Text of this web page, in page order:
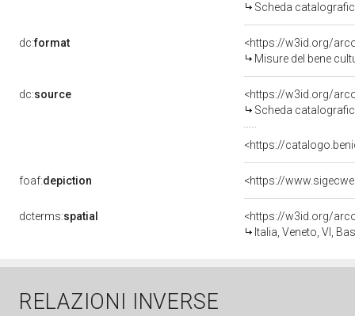
Scheda
dc:format
<https://w3id.org/
Misure del bene
dc:source
<https://w3id.org/
Scheda
<https://
foaf:depiction <https://
dcterms:spatial
<https://w3id.org/
Italia, Veneto, VI,
RELAZIONI INVERSE